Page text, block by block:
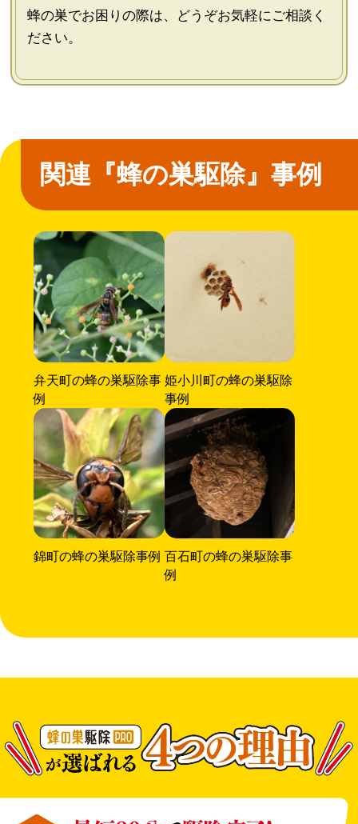
蜂の巣でお困りの際は、どうぞお気軽にご相談く
ださい。
関連『蜂の巣駆除』事例
弁天町の蜂の巣駆除事
例
姫小川町の蜂の巣駆除
事例
錦町の蜂の巣駆除事例 百石町の蜂の巣駆除事
例